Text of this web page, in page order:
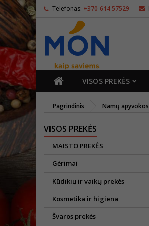
Telefonas: +370 614 57529
PAGRINDINIS
VISOS PREKĖS
Pagrindinis Namų
VISOS PREKĖS
MAISTO PREKĖS
Gėrimai
Kūdikių ir vaikų prekės
Kosmetika ir higiena
Švaros prekės